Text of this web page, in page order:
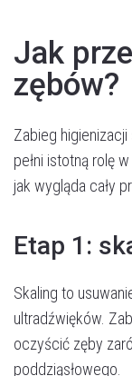
Jak
zębów?
Zabieg
pełni istotną rolę
jak wygląda cały
Etap 1:
Skaling to
ultradźwięków.
oczyścić zęby
poddziąsłowego.